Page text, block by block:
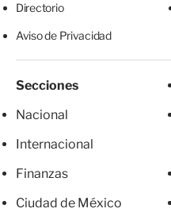
Directorio
Aviso de Privacidad
Secciones
Nacional
Internacional
Finanzas
Ciudad de México